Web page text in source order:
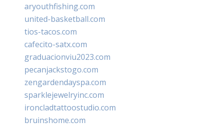
aryouthfishing.com
united-basketball.com
tios-tacos.com
cafecito-satx.com
graduacionviu2023.com
pecanjackstogo.com
zengardendayspa.com
sparklejewelryinc.com
ironcladtattoostudio.com
bruinshome.com